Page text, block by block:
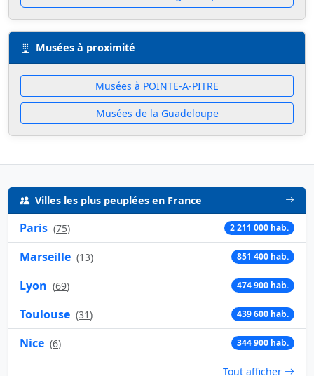
Musées à proximité
Musées à POINTE-A-PITRE
Musées de la Guadeloupe
Villes les plus peuplées en France
Paris (75) 2 211 000 hab.
Marseille (13) 851 400 hab.
Lyon (69) 474 900 hab.
Toulouse (31) 439 600 hab.
Nice (6) 344 900 hab.
Tout afficher